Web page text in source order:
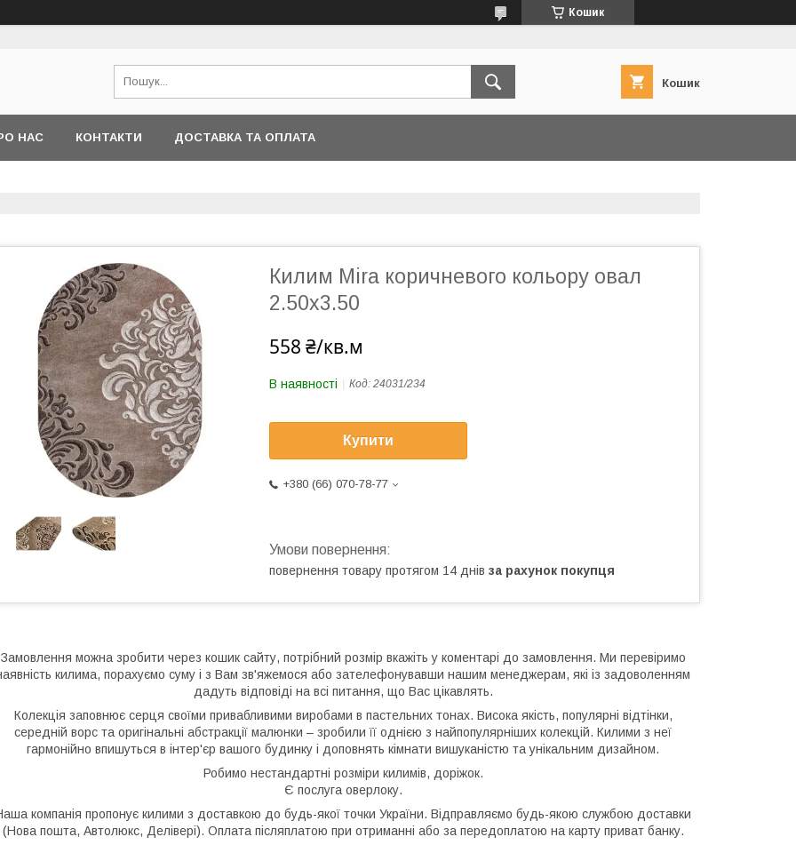
Кошик
Кошик
НАС КОНТАКТИ ДОСТАВКА ТА ОПЛАТА
Килим Mira коричневого кольору овал
2.50х3.50
558 ₴/кв.м
В наявності Код: 24031/234
Купити
+380 (66) 070-78-77
повернення товару протягом 14 днів за рахунок покупця
Замовлення можна зробити через кошик сайту, потрібний розмір вкажіть у коментарі до замовлення. Ми перевіримо
килима, порахуємо суму і з Вам зв'яжемося або зателефонувавши нашим менеджерам, які із задоволенням
дадуть відповіді на всі питання, що Вас цікавлять.
Колекція заповнює серця своїми привабливими виробами в пастельних тонах. Висока якість, популярні відтінки,
середній ворс та оригінальні абстракції малюнки – зробили її однією з найпопулярніших колекцій. Килими з неї
гармонійно впишуться в інтер'єр вашого будинку і доповнять кімнати вишуканістю та унікальним дизайном.
Робимо нестандартні розміри килимів, доріжок.
Є послуга оверлоку.
компанія пропонує килими з доставкою до будь-якої точки України. Відправляємо будь-якою службою доставки
(Нова пошта, Автолюкс, Делівері). Оплата післяплатою при отриманні або за передоплатою на карту приват банку.